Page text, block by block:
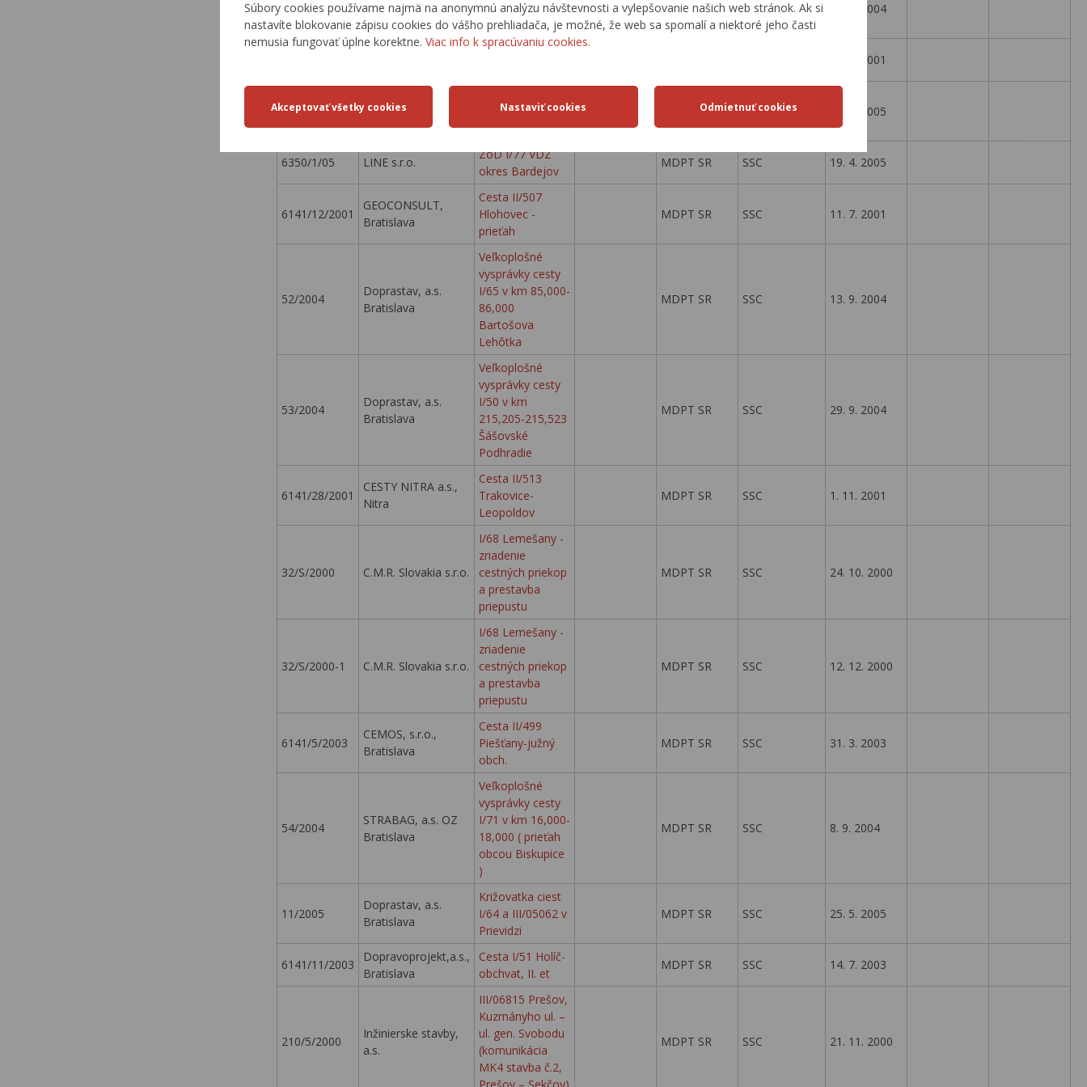
Súbory cookies používame najmä na anonymnú analýzu návštevnosti a vylepšovanie našich web stránok. Ak si
nastavíte blokovanie zápisu cookies do vášho prehliadača, je možné, že web sa spomalí a niektoré jeho časti
nemusia fungovať úplne korektne. Viac info k spracúvaniu cookies.
38/2004
s r.o. Liptovský
Mikuláš
priepustu v km
12,800
MDPT SR SSC 16. 8. 2004
GEOCONSULT,
Cesta III/06433
29. 5. 2001
6350/2/05 HOFEX s.r.o.
VDZ okres
Rožňava
MDPT SR SSC 19. 4. 2005
6350/1/05 LINE s.r.o.
ZoD I/77 VDZ
okres Bardejov
MDPT SR SSC 19. 4. 2005
6141/12/2001
GEOCONSULT,
Bratislava
Cesta II/507
Hlohovec -
prieťah
MDPT SR SSC 11. 7. 2001
52/2004
Doprastav, a.s.
Bratislava
Veľkoplošné
vysprávky cesty
I/65 v km 85,000-
86,000
Bartošova
Lehôtka
MDPT SR SSC 13. 9. 2004
53/2004
Doprastav, a.s.
Bratislava
Veľkoplošné
vysprávky cesty
I/50 v km
215,205-215,523
Šášovské
Podhradie
MDPT SR SSC 29. 9. 2004
6141/28/2001
CESTY NITRA a.s.,
Nitra
Cesta II/513
Trakovice-
Leopoldov
MDPT SR SSC 1. 11. 2001
32/S/2000 C.M.R. Slovakia s.r.o.
I/68 Lemešany -
zriadenie
cestných priekop
a prestavba
priepustu
MDPT SR SSC 24. 10. 2000
32/S/2000-1 C.M.R. Slovakia s.r.o.
I/68 Lemešany -
zriadenie
cestných priekop
a prestavba
priepustu
MDPT SR SSC 12. 12. 2000
6141/5/2003
CEMOS, s.r.o.,
Bratislava
Cesta II/499
Piešťany-južný
obch.
MDPT SR SSC 31. 3. 2003
54/2004
STRABAG, a.s. OZ
Bratislava
Veľkoplošné
vysprávky cesty
I/71 v km 16,000-
18,000 ( prieťah
obcou Biskupice
)
MDPT SR SSC 8. 9. 2004
11/2005
Doprastav, a.s.
Bratislava
Križovatka ciest
I/64 a III/05062 v
Prievidzi
MDPT SR SSC 25. 5. 2005
6141/11/2003
Dopravoprojekt,a.s.,
Bratislava
Cesta I/51 Holíč-
obchvat, II. et
MDPT SR SSC 14. 7. 2003
210/5/2000
Inžinierske stavby,
a.s.
III/06815 Prešov,
Kuzmányho ul. –
ul. gen. Svobodu
(komunikácia
MK4 stavba č.2,
Prešov – Sekčov)
MDPT SR SSC 21. 11. 2000